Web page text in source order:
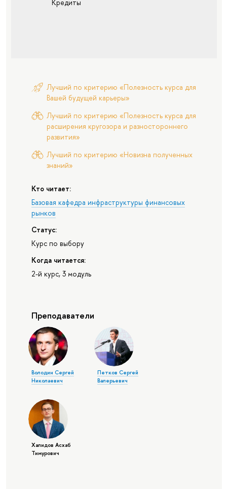
Кредиты
Лучший по критерию «Полезность курса для
Вашей будущей карьеры»
Лучший по критерию «Полезность курса для
расширения кругозора и разностороннего
развития»
Лучший по критерию «Новизна полученных
знаний»
Кто читает:
Базовая кафедра инфраструктуры финансовых
рынков
Статус:
Курс по выбору
Когда читается:
2-й курс, 3 модуль
Преподаватели
Володин Сергей
Николаевич
Петков Сергей
Валерьевич
Халидов Асхаб
Тимурович